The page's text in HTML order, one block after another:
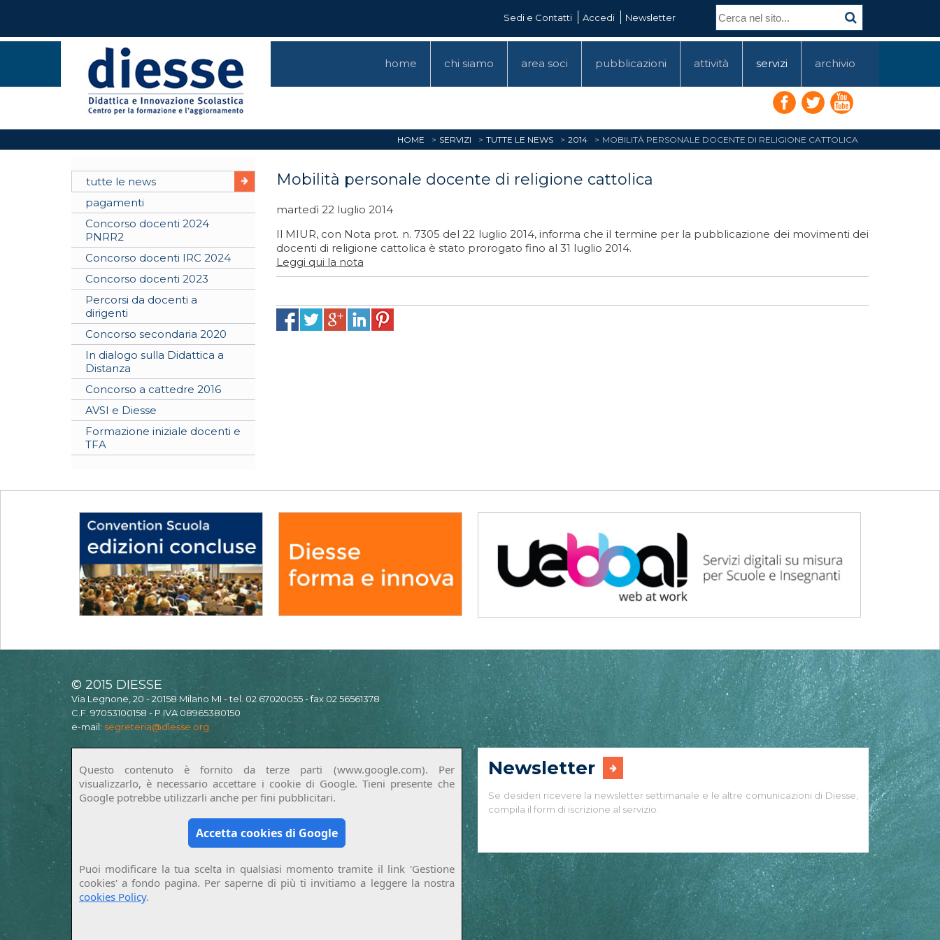
Sedi e Contatti Accedi Newsletter
home chi siamo area soci pubblicazioni attività servizi archivio
HOME SERVIZI TUTTE LE NEWS 2014 MOBILITÀ PERSONALE DOCENTE DI RELIGIONE CATTOLICA
tutte le news
pagamenti
Concorso docenti 2024
PNRR2
Concorso docenti IRC 2024
Concorso docenti 2023
Percorsi da docenti a
dirigenti
Concorso secondaria 2020
In dialogo sulla Didattica a
Distanza
Concorso a cattedre 2016
AVSI e Diesse
Formazione iniziale docenti e
TFA
Mobilità personale docente di religione cattolica
martedì 22 luglio 2014
Il MIUR, con Nota prot. n. 7305 del 22 luglio 2014, informa che il termine per la pubblicazione dei movimenti dei
docenti di religione cattolica è stato prorogato fino al 31 luglio 2014.
Leggi qui la nota
© 2015 DIESSE
Via Legnone, 20 - 20158 Milano MI - tel. 02 67020055 - fax 02 56561378
C.F. 97053100158 - P.IVA 08965380150
e-mail: segreteria@diesse.org
Questo contenuto è fornito da terze parti (www.google.com). Per
visualizzarlo, è necessario accettare i cookie di Google. Tieni presente che
Google potrebbe utilizzarli anche per fini pubblicitari.
Accetta cookies di Google
Puoi modificare la tua scelta in qualsiasi momento tramite il link 'Gestione
cookies' a fondo pagina. Per saperne di più ti invitiamo a leggere la nostra
cookies Policy.
Newsletter
Se desideri ricevere la newsletter settimanale e le altre comunicazioni di Diesse,
compila il form di iscrizione al servizio.